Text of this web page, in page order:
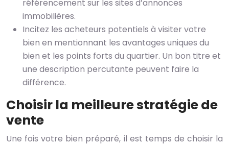
référencement sur les sites d’annonces
immobilières.
Incitez les acheteurs potentiels à visiter votre
bien en mentionnant les avantages uniques du
bien et les points forts du quartier. Un bon titre et
une description percutante peuvent faire la
différence.
Choisir la meilleure stratégie de
vente
Une fois votre bien préparé, il est temps de choisir la